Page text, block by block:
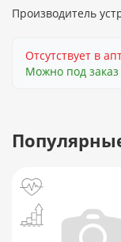
Производитель
Отсутствует в
Можно под